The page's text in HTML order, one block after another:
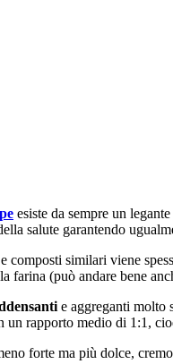
esiste da sempre un
salute garantendo
e composti similari viene
farina (può andare bene
e aggreganti molto
un rapporto medio di 1:1,
forte ma più dolce,